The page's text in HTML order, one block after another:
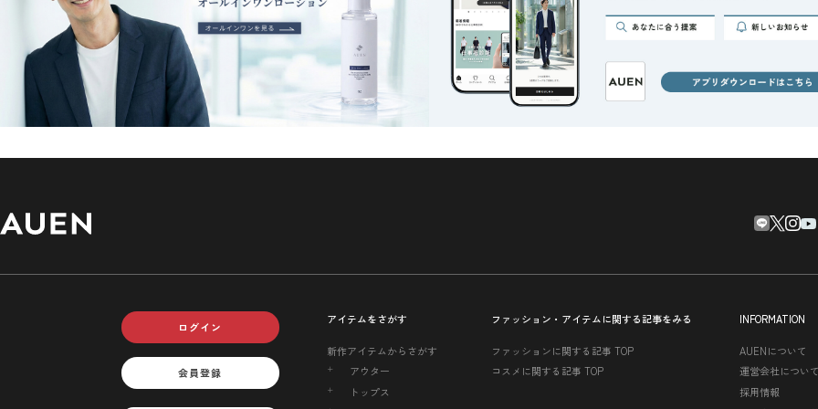
ログイン
会員登録
アイテムをさがす
新作アイテムからさがす
アウター
トップス
ファッション・アイテムに関する記事をみる
ファッションに関する記事 TOP
コスメに関する記事 TOP
INFORMATION
AUENについて
運営会社につい
採用情報